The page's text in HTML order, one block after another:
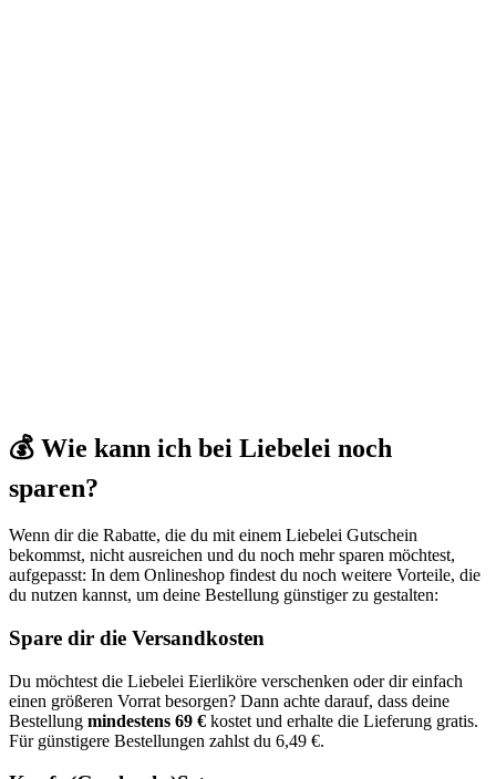
💰 Wie kann ich bei Liebelei noch
sparen?
Wenn dir die Rabatte, die du mit einem Liebelei Gutschein
bekommst, nicht ausreichen und du noch mehr sparen möchtest,
aufgepasst: In dem Onlineshop findest du noch weitere Vorteile, die
du nutzen kannst, um deine Bestellung günstiger zu gestalten:
Spare dir die Versandkosten
Du möchtest die Liebelei Eierliköre verschenken oder dir einfach
einen größeren Vorrat besorgen? Dann achte darauf, dass deine
Bestellung mindestens 69 € kostet und erhalte die Lieferung gratis.
Für günstigere Bestellungen zahlst du 6,49 €.